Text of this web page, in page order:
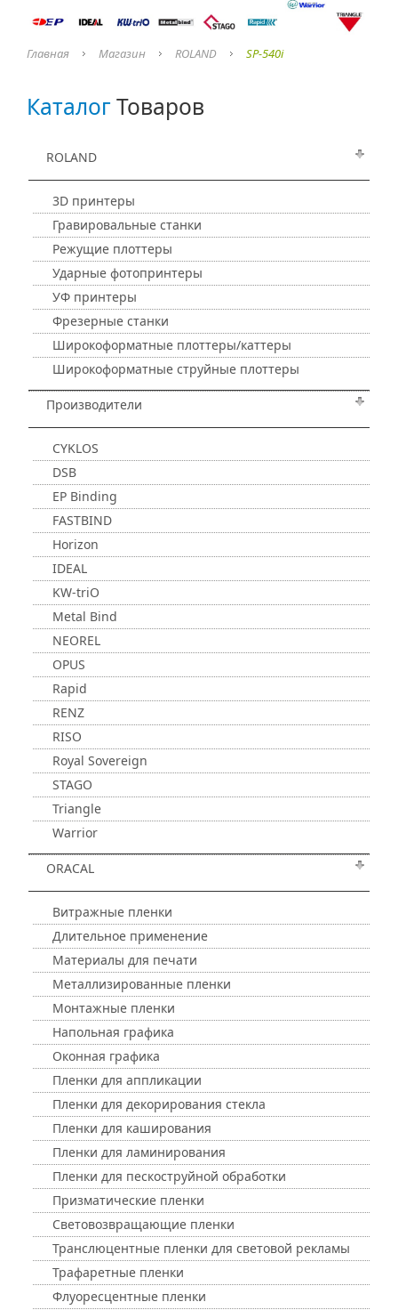
Главная Магазин ROLAND SP-540i
КаталогТоваров
ROLAND
3D принтеры
Гравировальные станки
Режущие плоттеры
Ударные фотопринтеры
УФ принтеры
Фрезерные станки
Широкоформатные плоттеры/каттеры
Широкоформатные струйные плоттеры
Производители
CYKLOS
DSB
EP Binding
FASTBIND
Horizon
IDEAL
KW-triO
Metal Bind
NEOREL
OPUS
Rapid
RENZ
RISO
Royal Sovereign
STAGO
Triangle
Warrior
ORACAL
Витражные пленки
Длительное применение
Материалы для печати
Металлизированные пленки
Монтажные пленки
Напольная графика
Оконная графика
Пленки для аппликации
Пленки для декорирования стекла
Пленки для каширования
Пленки для ламинирования
Пленки для пескоструйной обработки
Призматические пленки
Световозвращающие пленки
Транслюцентные пленки для световой рекламы
Трафаретные пленки
Флуоресцентные пленки